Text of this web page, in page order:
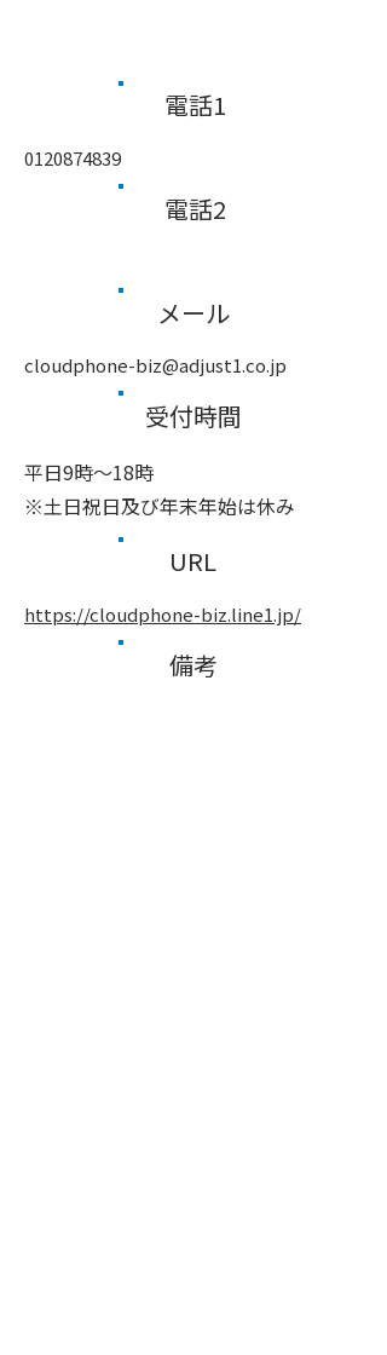
​電話1
0120874839
​電話2
メール
cloudphone-biz@adjust1.co.jp
受付時間
平日9時～18時
※土日祝日及び年末年始は休み
URL
https://cloudphone-biz.line1.jp/
備考